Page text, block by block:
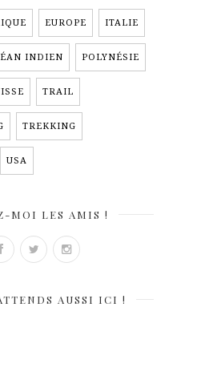
EUROPE ITALIE
INDIEN POLYNÉSIE
TRAIL
TREKKING
USA
MOI LES AMIS !
AUSSI ICI !